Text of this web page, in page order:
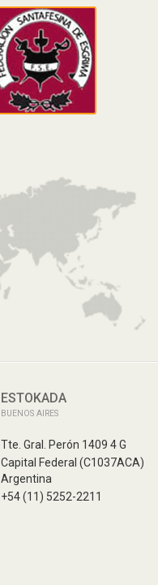
ESTOKADA
BUENOS AIRES
Tte. Gral. Perón 1409 4 G
Capital Federal (C1037ACA)
Argentina
+54 (11) 5252-2211